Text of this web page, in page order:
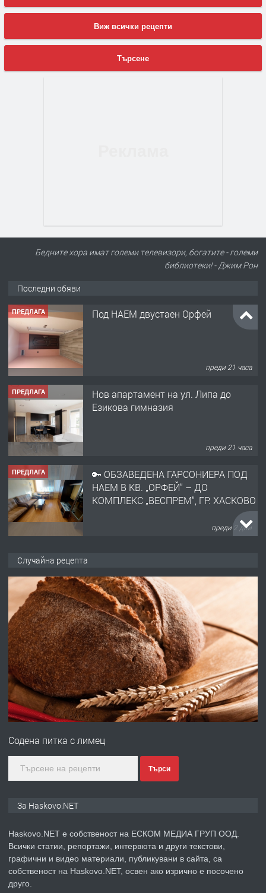
Виж всички рецепти
Търсене
Бедните хора имат големи телевизори, богатите - големи
библиотеки! - Джим Рон
Последни обяви
Под НАЕМ двустаен Орфей
ПРЕДЛАГА
Нов апартамент на ул. Липа до
преди 21 часа
ПРЕДЛАГА
🔑 ОБЗАВЕДЕНА ГАРСОНИЕРА ПОД
НАЕМ В КВ. „ОРФЕЙ“ – ДО
преди 2 дни
ПРЕДЛАГА
НАПЪЛНО ОБЗАВЕДЕН И
ОБОРУДВАН ТРИСТАЕН
АПАРТАМЕНТ В ЦЕНТЪРА НА ГР.
преди 3 дни
ПРЕДЛАГА
№4120 Магазин/Офис под наем в кв.
Любен Каравелов, Хасково-близо до
градската градина!
преди 3 дни
ПРЕДЛАГА
ПРОСТОРЕН ТРИСТАЕН
КУБА
преди 4 дни
ПРЕДЛАГА СГЛОБЯВАНЕ НА МЕБЕЛИ.
Случайна рецепта
Содена питка с лимец
Търси
За Haskovo.NET
Haskovo.NET е собственост на ЕСКОМ МЕДИА ГРУП ООД.
Всички статии, репортажи, интервюта и други текстови,
графични и видео материали, публикувани в сайта, са
собственост на Haskovo.NET, освен ако изрично е посочено
друго.